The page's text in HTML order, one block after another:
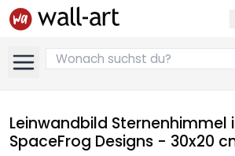
Leinwandbild Sternenhimmel
SpaceFrog Designs - 30x20